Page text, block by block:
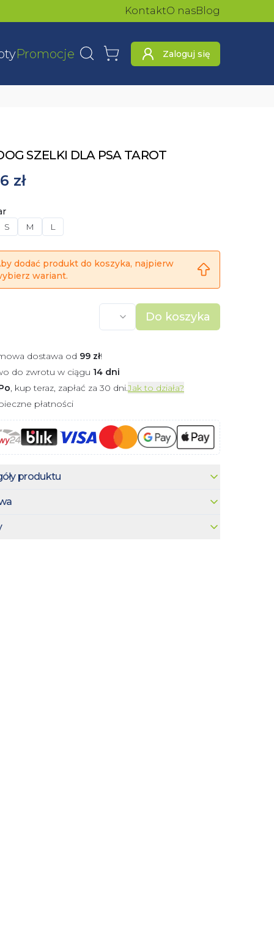
KontaktO nasBlog
Promocje WyszukajKoszyk Zaloguj się
SZELKI DLA PSA TAROT
zł
S M L
dodać produkt do koszyka, najpierw
wariant.
Do koszyka
dostawa od 99 zł!
do zwrotu w ciągu 14 dni
, kup teraz, zapłać za 30 dni.Jak to działa?
płatności
produktu